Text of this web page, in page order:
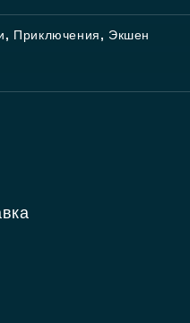
, Приключения, Экшен